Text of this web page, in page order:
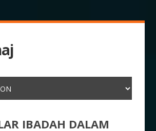
IBADAH DALAM